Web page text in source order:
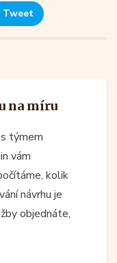
Tweet
na míru
s týmem
vám
kolik
návrhu je
objednáte,